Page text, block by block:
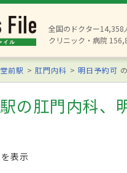
全国のドクター14,358
クリニック・病院
前駅 肛門内科 明日予約可
の肛門内科、
表示